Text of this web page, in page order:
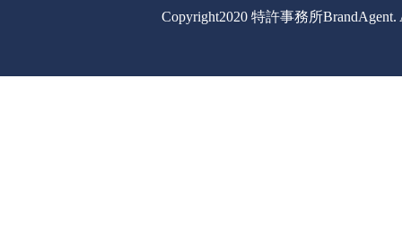
Copyright2020 特許事務所BrandAgent.